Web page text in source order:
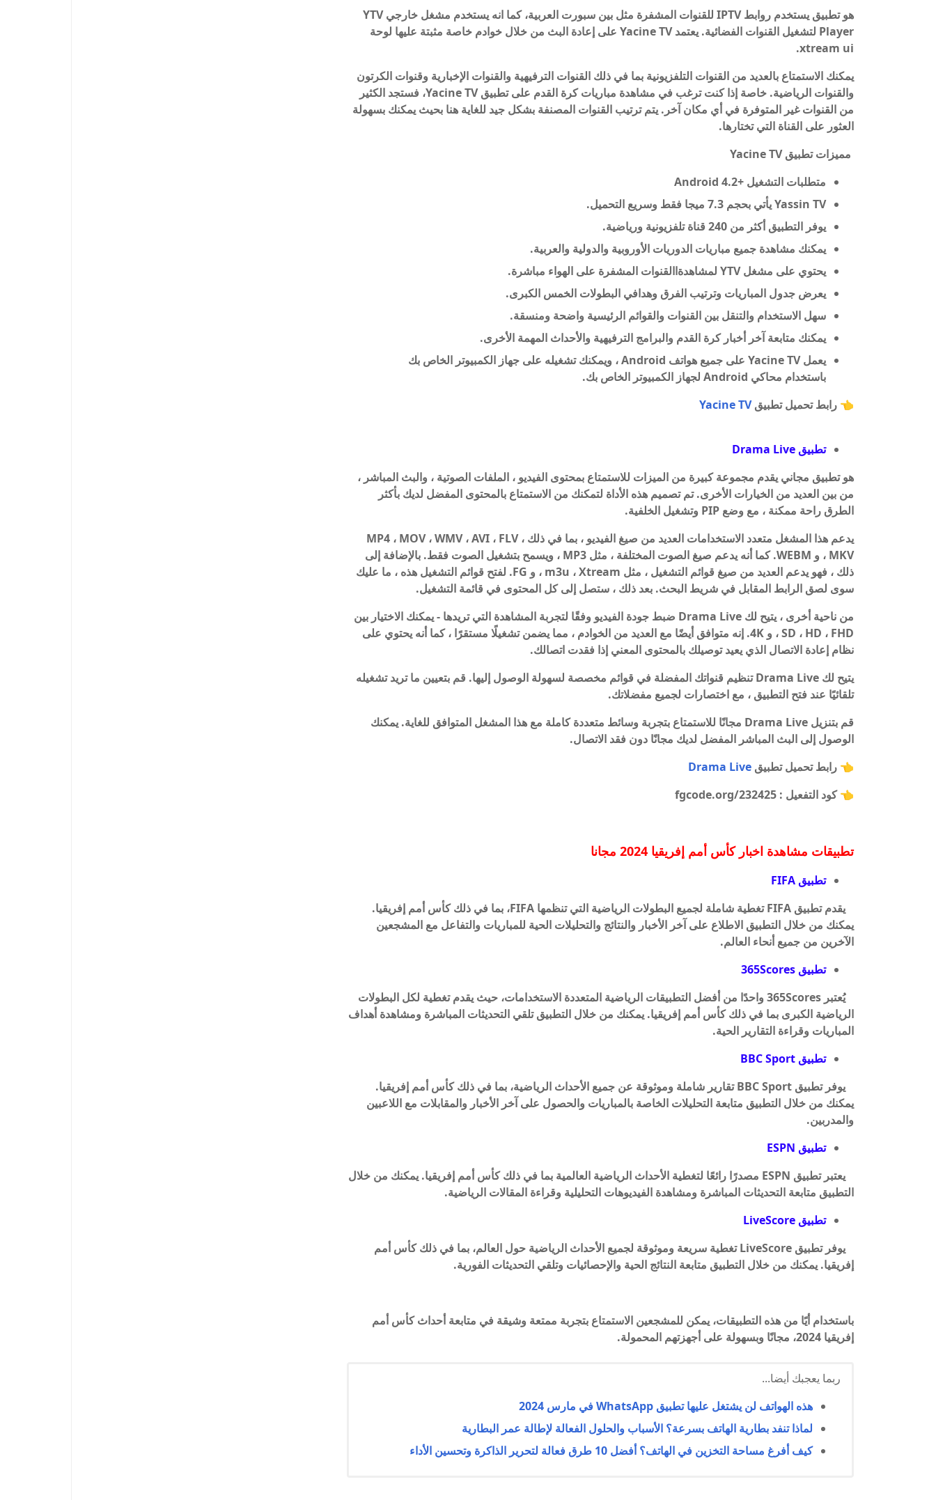
هو تطبيق يستخدم روابط IPTV للقنوات المشفرة مثل بين سبورت العربية، كما انه يستخدم مشغل خارجي YTV
Player لتشغيل القنوات الفضائية. يعتمد Yacine TV على إعادة البث من خلال خوادم خاصة مثبتة عليها لوحة
xtream ui.
يمكنك الاستمتاع بالعديد من القنوات التلفزيونية بما في ذلك القنوات الترفيهية والقنوات الإخبارية وقنوات الكرتون
والقنوات الرياضية. خاصة إذا كنت ترغب في مشاهدة مباريات كرة القدم على تطبيق Yacine TV، فستجد الكثير
من القنوات غير المتوفرة في أي مكان آخر. يتم ترتيب القنوات المصنفة بشكل جيد للغاية هنا بحيث يمكنك بسهولة
العثور على القناة التي تختارها.
مميزات تطبيق Yacine TV
متطلبات التشغيل +Android 4.2
Yassin TV يأتي بحجم 7.3 ميجا فقط وسريع التحميل.
يوفر التطبيق أكثر من 240 قناة تلفزيونية ورياضية.
يمكنك مشاهدة جميع مباريات الدوريات الأوروبية والدولية والعربية.
يحتوي على مشغل YTV لمشاهدةاالقنوات المشفرة على الهواء مباشرة.
يعرض جدول المباريات وترتيب الفرق وهدافي البطولات الخمس الكبرى.
سهل الاستخدام والتنقل بين القنوات والقوائم الرئيسية واضحة ومنسقة.
يمكنك متابعة آخر أخبار كرة القدم والبرامج الترفيهية والأحداث المهمة الأخرى.
يعمل Yacine TV على جميع هواتف Android ، ويمكنك تشغيله على جهاز الكمبيوتر الخاص بك
باستخدام محاكي Android لجهاز الكمبيوتر الخاص بك.
👈 رابط تحميل تطبيقYacine TV
تطبيقDrama Live
هو تطبيق مجاني يقدم مجموعة كبيرة من الميزات للاستمتاع بمحتوى الفيديو ، الملفات الصوتية ، والبث المباشر ،
من بين العديد من الخيارات الأخرى. تم تصميم هذه الأداة لتمكنك من الاستمتاع بالمحتوى المفضل لديك بأكثر
الطرق راحة ممكنة ، مع وضع PIP وتشغيل الخلفية.
يدعم هذا المشغل متعدد الاستخدامات العديد من صيغ الفيديو ، بما في ذلك MP4 ، MOV ، WMV ، AVI ، FLV ،
MKV ، و WEBM. كما أنه يدعم صيغ الصوت المختلفة ، مثل MP3 ، ويسمح بتشغيل الصوت فقط. بالإضافة إلى
ذلك ، فهو يدعم العديد من صيغ قوائم التشغيل ، مثل m3u ، Xtream ، و FG. لفتح قوائم التشغيل هذه ، ما عليك
سوى لصق الرابط المقابل في شريط البحث. بعد ذلك ، ستصل إلى كل المحتوى في قائمة التشغيل.
من ناحية أخرى ، يتيح لك Drama Live ضبط جودة الفيديو وفقًا لتجربة المشاهدة التي تريدها - يمكنك الاختيار بين
SD ، HD ، FHD ، و 4K. إنه متوافق أيضًا مع العديد من الخوادم ، مما يضمن تشغيلًا مستقرًا ، كما أنه يحتوي على
نظام إعادة الاتصال الذي يعيد توصيلك بالمحتوى المعني إذا فقدت اتصالك.
يتيح لك Drama Live تنظيم قنواتك المفضلة في قوائم مخصصة لسهولة الوصول إليها. قم بتعيين ما تريد تشغيله
تلقائيًا عند فتح التطبيق ، مع اختصارات لجميع مفضلاتك.
قم بتنزيل Drama Live مجانًا للاستمتاع بتجربة وسائط متعددة كاملة مع هذا المشغل المتوافق للغاية. يمكنك
الوصول إلى البث المباشر المفضل لديك مجانًا دون فقد الاتصال.
👈 رابط تحميل تطبيق Drama Live
👈 كود التفعيل : fgcode.org/232425
تطبيقات مشاهدة اخباركأس أمم إفريقيا 2024 مجانا
تطبيق FIFA
يقدم تطبيق FIFA تغطية شاملة لجميع البطولات الرياضية التي تنظمها FIFA، بما في ذلك كأس أمم إفريقيا.
يمكنك من خلال التطبيق الاطلاع على آخر الأخبار والنتائج والتحليلات الحية للمباريات والتفاعل مع المشجعين
الآخرين من جميع أنحاء العالم.
تطبيق 365Scores
يُعتبر 365Scores واحدًا من أفضل التطبيقات الرياضية المتعددة الاستخدامات، حيث يقدم تغطية لكل البطولات
الرياضية الكبرى بما في ذلك كأس أمم إفريقيا. يمكنك من خلال التطبيق تلقي التحديثات المباشرة ومشاهدة أهداف
المباريات وقراءة التقارير الحية.
تطبيق BBC Sport
يوفر تطبيق BBC Sport تقارير شاملة وموثوقة عن جميع الأحداث الرياضية، بما في ذلك كأس أمم إفريقيا.
يمكنك من خلال التطبيق متابعة التحليلات الخاصة بالمباريات والحصول على آخر الأخبار والمقابلات مع اللاعبين
والمدربين.
تطبيق ESPN
يعتبر تطبيق ESPN مصدرًا رائعًا لتغطية الأحداث الرياضية العالمية بما في ذلك كأس أمم إفريقيا. يمكنك من خلال
التطبيق متابعة التحديثات المباشرة ومشاهدة الفيديوهات التحليلية وقراءة المقالات الرياضية.
تطبيق LiveScore
يوفر تطبيق LiveScore تغطية سريعة وموثوقة لجميع الأحداث الرياضية حول العالم، بما في ذلك كأس أمم
إفريقيا. يمكنك من خلال التطبيق متابعة النتائج الحية والإحصائيات وتلقي التحديثات الفورية.
باستخدام أيًا من هذه التطبيقات، يمكن للمشجعين الاستمتاع بتجربة ممتعة وشيقة في متابعة أحداث كأس أمم
إفريقيا 2024، مجانًا وبسهولة على أجهزتهم المحمولة.
ربما يعجبك أيضا...
هذه الهواتف لن يشتغل عليها تطبيق WhatsApp في مارس 2024
لماذا تنفد بطارية الهاتف بسرعة؟ الأسباب والحلول الفعالة لإطالة عمر البطارية
كيف أفرغ مساحة التخزين في الهاتف؟ أفضل 10 طرق فعالة لتحرير الذاكرة وتحسين الأداء